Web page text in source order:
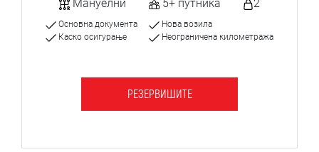
Мануелни 5+ путника 2
Основна документа
Каско осигурање
Нова возила
Неограничена километража
РЕЗЕРВИШИТЕ